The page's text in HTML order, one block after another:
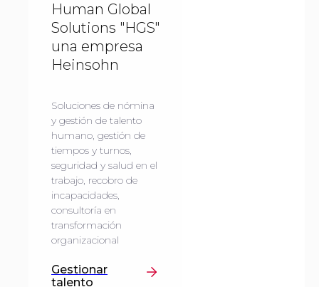
Human Global
Solutions "HGS"
una empresa
Heinsohn
Soluciones de nómina
y gestión de talento
humano, gestión de
tiempos y turnos,
seguridad y salud en el
trabajo, recobro de
incapacidades,
consultoría en
transformación
organizacional
Gestionar
talento